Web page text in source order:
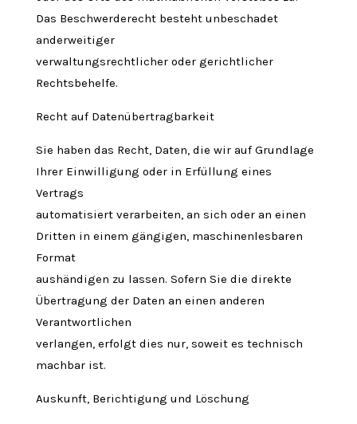
Das Beschwerderecht besteht unbeschadet
anderweitiger
verwaltungsrechtlicher oder gerichtlicher
Rechtsbehelfe.
Recht auf Datenübertragbarkeit
Sie haben das Recht, Daten, die wir auf Grundlage
Ihrer Einwilligung oder in Erfüllung eines
Vertrags
automatisiert verarbeiten, an sich oder an einen
Dritten in einem gängigen, maschinenlesbaren
Format
aushändigen zu lassen. Sofern Sie die direkte
Übertragung der Daten an einen anderen
Verantwortlichen
verlangen, erfolgt dies nur, soweit es technisch
machbar ist.
Auskunft, Berichtigung und Löschung